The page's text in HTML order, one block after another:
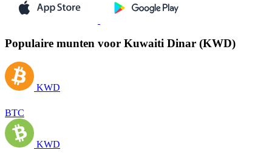
Populaire munten voor Kuwaiti Dinar (KWD)
KWD
BTC
KWD